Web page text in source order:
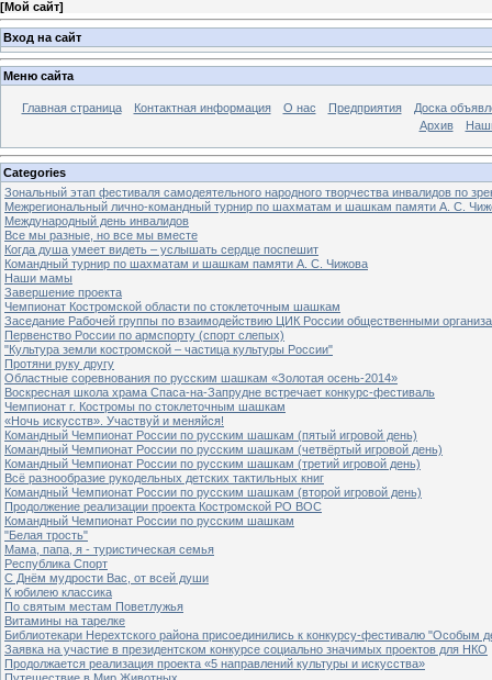
[Мой сайт]
Вход на сайт
Меню сайта
Главная страница Контактная информация О нас Предприятия
Доска
Архив
Categories
Зональный этап фестиваля самодеятельного народного творчества инвалидов по
Межрегиональный лично-командный турнир по шахматам и шашкам памяти А. С.
Международный день инвалидов
Все мы разные, но все мы вместе
Когда душа умеет видеть – услышать сердце поспешит
Командный турнир по шахматам и шашкам памяти А. С. Чижова
Наши мамы
Завершение проекта
Чемпионат Костромской области по стоклеточным шашкам
Заседание Рабочей группы по взаимодействию ЦИК России общественными
Первенство России по армспорту (спорт слепых)
"Культура земли костромской – частица культуры России"
Протяни руку другу
Областные соревнования по русским шашкам «Золотая осень-2014»
Воскресная школа храма Спаса-на-Запрудне встречает конкурс-фестиваль
Чемпионат г. Костромы по стоклеточным шашкам
«Ночь искусств». Участвуй и меняйся!
Командный Чемпионат России по русским шашкам (пятый игровой день)
Командный Чемпионат России по русским шашкам (четвёртый игровой день)
Командный Чемпионат России по русским шашкам (третий игровой день)
Всё разнообразие рукодельных детских тактильных книг
Командный Чемпионат России по русским шашкам (второй игровой день)
Продолжение реализации проекта Костромской РО ВОС
Командный Чемпионат России по русским шашкам
"Белая трость"
Мама, папа, я - туристическая семья
Республика Спорт
С Днём мудрости Вас, от всей души
К юбилею классика
По святым местам Поветлужья
Витамины на тарелке
Библиотекари Нерехтского района присоединились к конкурсу-фестивалю "Особым
Заявка на участие в президентском конкурсе социально значимых проектов для НКО
Продолжается реализация проекта «5 направлений культуры и искусства»